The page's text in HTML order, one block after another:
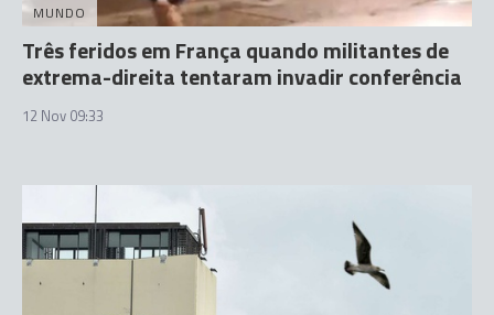
MUNDO
Três feridos em França quando militantes de
extrema-direita tentaram invadir conferência
12 Nov 09:33